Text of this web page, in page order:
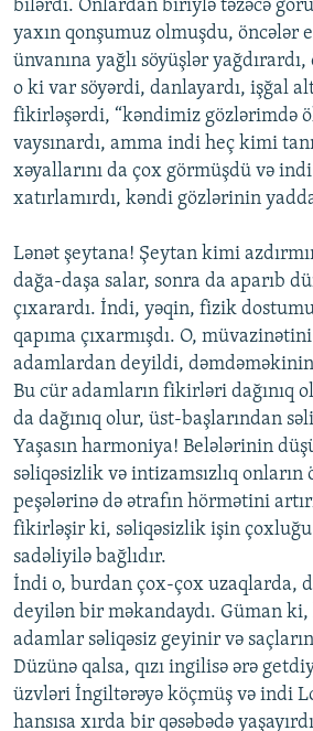
bilərdi. Onlardan biriylə təzəcə
yaxın qonşumuz olmuşdu, öncələr
ünvanına yağlı söyüşlər
o ki var söyərdi, danlayardı, işğal
fikirləşərdi, “kəndimiz gözlərimdə
vaysınardı, amma indi heç kimi
xəyallarını da çox görmüşdü və
xatırlamırdı, kəndi gözlərinin
Lənət şeytana! Şeytan kimi
dağa-daşa salar, sonra da aparıb
çıxarardı. İndi, yəqin, fizik
qapıma çıxarmışdı. O,
adamlardan deyildi,
Bu cür adamların fikirləri dağınıq
da dağınıq olur, üst-başlarından
Yaşasın harmoniya! Belələrinin
səliqəsizlik və intizamsızlıq onların
peşələrinə də ətrafın hörmətini
fikirləşir ki, səliqəsizlik işin çoxluğu
sadəliyilə bağlıdır.
İndi o, burdan çox-çox uzaqlarda,
deyilən bir məkandaydı. Güman
adamlar səliqəsiz geyinir və
Düzünə qalsa, qızı ingilisə ərə
üzvləri İngiltərəyə köçmüş və indi
hansısa xırda bir qəsəbədə